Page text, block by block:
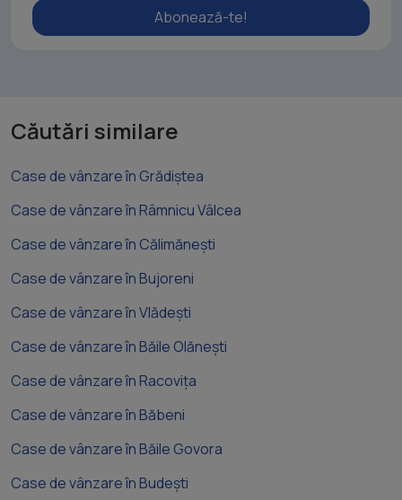
Abonează-te!
Căutări similare
Case de vânzare în Grădiștea
Case de vânzare în Râmnicu Vâlcea
Case de vânzare în Călimănești
Case de vânzare în Bujoreni
Case de vânzare în Vlădești
Case de vânzare în Băile Olănești
Case de vânzare în Racovița
Case de vânzare în Băbeni
Case de vânzare în Băile Govora
Case de vânzare în Budești